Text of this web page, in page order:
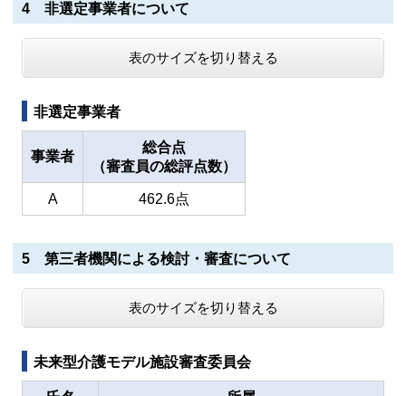
4 非選定事業者について
表のサイズを切り替える
非選定事業者
事業者
総合点
（審査員の総評点数）
A 462.6点
5 第三者機関による検討・審査について
表のサイズを切り替える
未来型介護モデル施設審査委員会